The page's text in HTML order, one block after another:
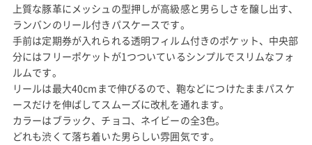
上質な豚革にメッシュの型押しが高級感と男らしさを醸し出す、
ランバンのリール付きパスケースです。
手前は定期券が入れられる透明フィルム付きのポケット、中央部
分にはフリーポケットが1つついているシンプルでスリムなフォ
ルムです。
リールは最大40cmまで伸びるので、鞄などにつけたままパスケ
ースだけを伸ばしてスムーズに改札を通れます。
カラーはブラック、チョコ、ネイビーの全3色。
どれも渋くて落ち着いた男らしい雰囲気です。